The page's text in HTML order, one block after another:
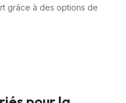
grâce à des options de